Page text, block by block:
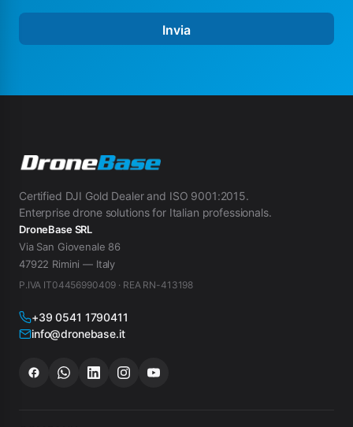
Invia
Certified DJI Gold Dealer and ISO 9001:2015.
Enterprise drone solutions for Italian professionals.
DroneBase SRL
Via San Giovenale 86
47922 Rimini — Italy
P.IVA IT04456990409 · REA RN-413198
+39 0541 1790411
info@dronebase.it